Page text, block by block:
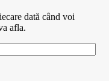
dată când voi
afla.